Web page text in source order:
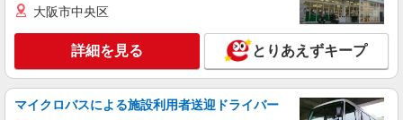
大阪市中央区
詳細を見る とりあえずキープ
マイクロバスによる施設利用者送迎ドライバー